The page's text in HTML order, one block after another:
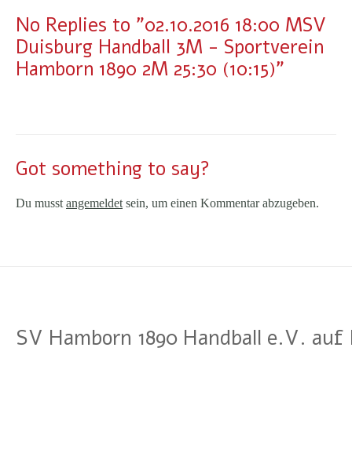
No Replies to "02.10.2016 18:00 MSV
Duisburg Handball 3M - Sportverein
Hamborn 1890 2M 25:30 (10:15)"
Got something to say?
Du musstangemeldetsein, um einen Kommentar abzugeben.
SV Hamborn 1890 Handball e.V.